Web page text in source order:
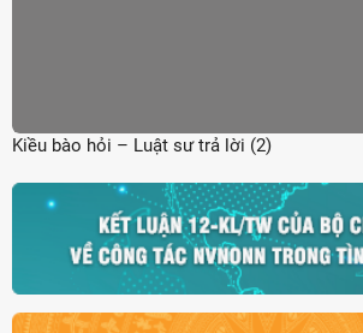
Kiều bào hỏi – Luật sư trả lời (2)